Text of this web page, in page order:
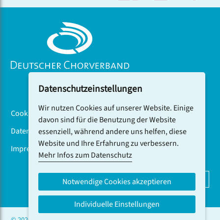
Cookiebanner
Datenschutz
Impressum
DCV-NEWSLETTER ABONNIEREN
Datenschutzeinstellungen
Wir nutzen Cookies auf unserer Website. Einige
davon sind für die Benutzung der Website
essenziell, während andere uns helfen, diese
Website und Ihre Erfahrung zu verbessern.
Mehr Infos zum Datenschutz
Notwendige Cookies akzeptieren
Individuelle Einstellungen